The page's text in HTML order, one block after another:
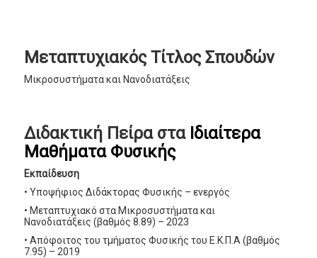
Μεταπτυχιακός Τίτλος Σπουδών
Μικροσυστήματα και Νανοδιατάξεις
Διδακτική Πείρα στα Ιδιαίτερα
Μαθήματα Φυσικής
Εκπαίδευση
• Υποψήφιος Διδάκτορας Φυσικής – ενεργός
• Μεταπτυχιακό στα Μικροσυστήματα και
Νανοδιατάξεις (βαθμός 8.89) – 2023
• Απόφοιτος του τμήματος Φυσικής του Ε.Κ.Π.Α (βαθμός
7.95) – 2019